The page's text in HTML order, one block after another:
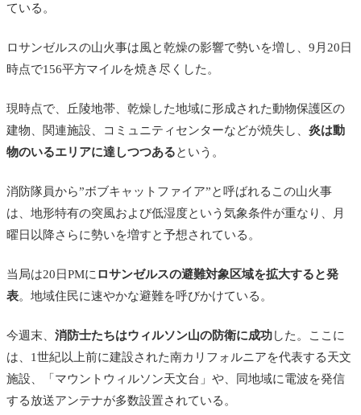
ている。
ロサンゼルスの山火事は風と乾燥の影響で勢いを増し、9月20日
時点で156平方マイルを焼き尽くした。
現時点で、丘陵地帯、乾燥した地域に形成された動物保護区の
建物、関連施設、コミュニティセンターなどが焼失し、 炎は動
物のいるエリアに達しつつあるという。
消防隊員から”ボブキャットファイア”と呼ばれるこの山火事
は、地形特有の突風および低湿度という気象条件が重なり、月
曜日以降さらに勢いを増すと予想されている。
当局は20日PMに ロサンゼルスの避難対象区域を拡大すると発
表。地域住民に速やかな避難を呼びかけている。
今週末、 消防士たちはウィルソン山の防衛に成功した。ここに
は、1世紀以上前に建設された南カリフォルニアを代表する天文
施設、「マウントウィルソン天文台」や、同地域に電波を発信
する放送アンテナが多数設置されている。